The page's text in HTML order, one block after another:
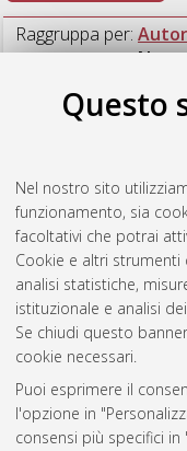
Questo
Nel nostro sito
funzionamento, sia
facoltativi che potrai
Cookie e altri
analisi statistiche,
istituzionale e analisi
Se chiudi questo
cookie necessari.
Puoi esprimere il
l'opzione in
consensi più specifici
Raggruppa per:
Numero di documenti:
Ru(bpy)32+/amine-
magistrale],
industriale [LM-
Questa lista e'
Atom
Rss 1.0